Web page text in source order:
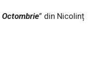
Octombrie” din Nicolinț